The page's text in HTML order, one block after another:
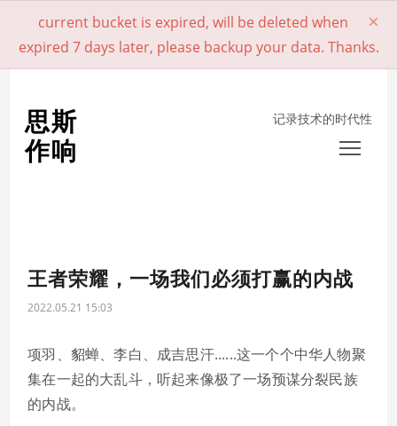
思斯
作响
记录技术的时代性
王者荣耀，一场我们必须打赢的内战
2022.05.21 15:03
项羽、貂蝉、李白、成吉思汗......这一个个中华人物聚
集在一起的大乱斗，听起来像极了一场预谋分裂民族
的内战。
×
current bucket is expired, will be deleted when
expired 7 days later, please backup your data. Thanks.